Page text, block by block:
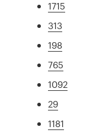
1715
313
198
765
1092
29
1181